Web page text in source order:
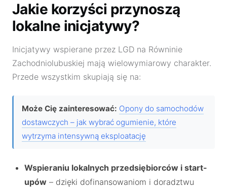
Jakie korzyści przynoszą
lokalne inicjatywy?
Inicjatywy wspierane przez LGD na Równinie
Zachodniolubuskiej mają wielowymiarowy charakter.
Przede wszystkim skupiają się na:
Może Cię zainteresować: Opony do samochodów
dostawczych – jak wybrać ogumienie, które
wytrzyma intensywną eksploatację
Wspieraniu lokalnych przedsiębiorców i start-
upów – dzięki dofinansowaniom i doradztwu